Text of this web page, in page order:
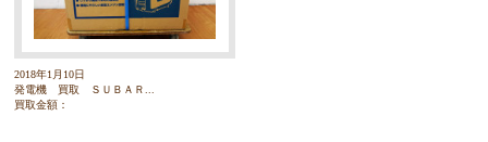
2018年1月10日
発電機 買取 ＳＵＢＡＲ...
買取金額：